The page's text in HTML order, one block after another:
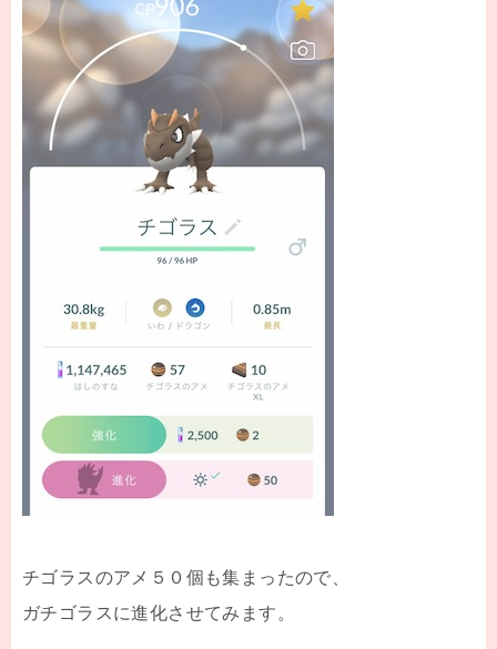
チゴラスのアメ５０個も集まったので、
ガチゴラスに進化させてみます。